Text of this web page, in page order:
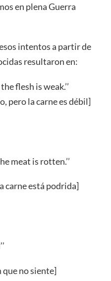
en plena Guerra
intentos a partir de
resultaron en:
flesh is weak.’’
pero la carne es débil]
meat is rotten.’’
carne está podrida]
que no siente]